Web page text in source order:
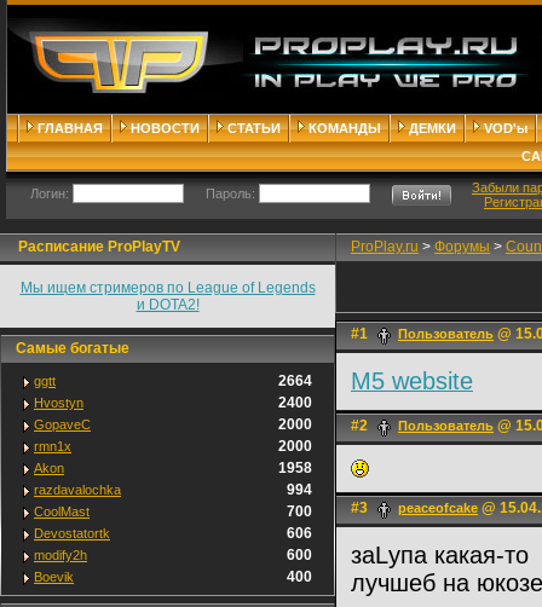
ГЛАВНАЯ НОВОСТИ СТАТЬИ КОМАНДЫ ДЕМКИ
VOD'ы
Логин: Пароль:
Забыли
Расписание ProPlayTV
Мы ищем стримеров по League of Legends
и DOTA2!
Самые богатые
ggtt 2664
Hvostyn 2400
GopaveC 2000
rmn1x 2000
Akon 1958
razdavalochka 994
CoolMast 700
Devostatortk 606
modify2h 600
Boevik 400
ProPlay.ru > Форумы >
#1 Пользователь @
M5 website
#2 Пользователь @
#3 peaceofcake @
заLупа какая-то
лучшеб на